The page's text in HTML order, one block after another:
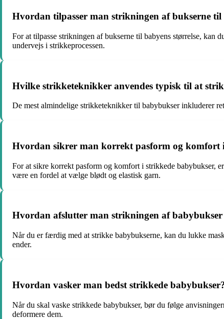
Hvordan tilpasser man strikningen af bukserne til
For at tilpasse strikningen af bukserne til babyens størrelse, kan
undervejs i strikkeprocessen.
Hvilke strikketeknikker anvendes typisk til at
De mest almindelige strikketeknikker til babybukser inkluderer
Hvordan sikrer man korrekt pasform og komfort
For at sikre korrekt pasform og komfort i strikkede babybukser,
være en fordel at vælge blødt og elastisk garn.
Hvordan afslutter man strikningen af
Når du er færdig med at strikke babybukserne, kan du lukke
ender.
Hvordan vasker man bedst strikkede
Når du skal vaske strikkede babybukser, bør du følge
deformere dem.